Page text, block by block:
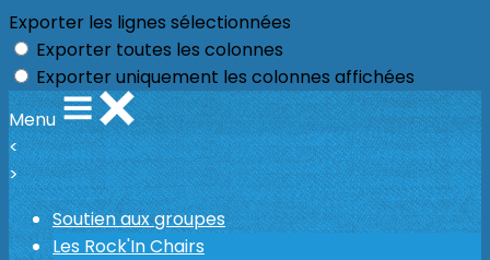
Exporter les lignes sélectionnées
Exporter toutes les colonnes
Exporter uniquement les colonnes affichées
Menu
<
>
Soutien aux groupes
Les Rock'In Chairs